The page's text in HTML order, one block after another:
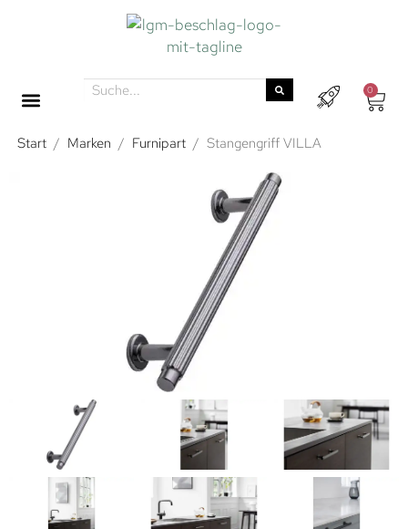
0
Start / Marken / Furnipart / Stangengriff VILLA